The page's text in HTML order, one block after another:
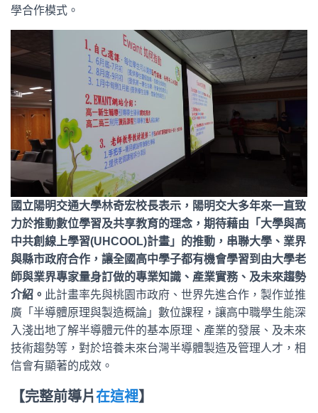
學合作模式。
國立陽明交通大學林奇宏校長表示，陽明交大多年來一直致
力於推動數位學習及共享教育的理念，期待藉由「大學與高
中共創線上學習(UHCOOL)計畫」的推動，串聯大學、業界
與縣市政府合作，讓全國高中學子都有機會學習到由大學老
師與業界專家量身訂做的專業知識、產業實務、及未來趨勢
介紹。 此計畫率先與桃園市政府、世界先進合作，製作並推
廣「半導體原理與製造概論」數位課程，讓高中職學生能深
入淺出地了解半導體元件的基本原理、產業的發展、及未來
技術趨勢等，對於培養未來台灣半導體製造及管理人才，相
信會有顯著的成效。
【完整前導片在這裡】